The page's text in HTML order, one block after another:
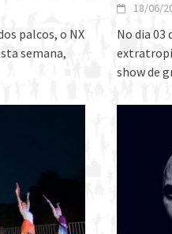
palcos, o NX
semana,
18/06/
No dia 03
show de